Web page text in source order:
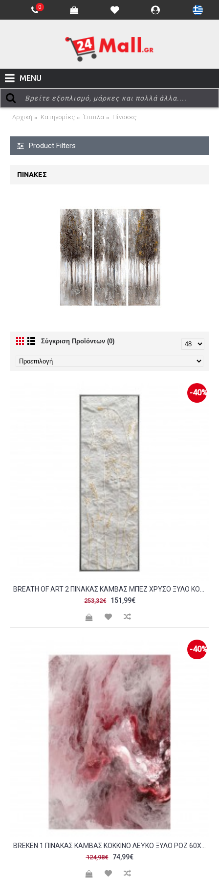
0
MENU
Αρχική Κατηγορίες Έπιπλα Πίνακες
Product Filters
ΠΊΝΑΚΕΣ
Σύγκριση Προϊόντων (0)
-40%
253,32€ 151,99€
-40%
124,98€ 74,99€